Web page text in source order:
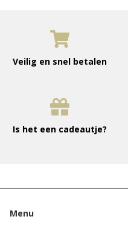
Veilig en snel betalen
Is het een cadeautje?
Menu